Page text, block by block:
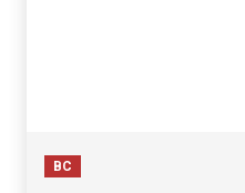
BC